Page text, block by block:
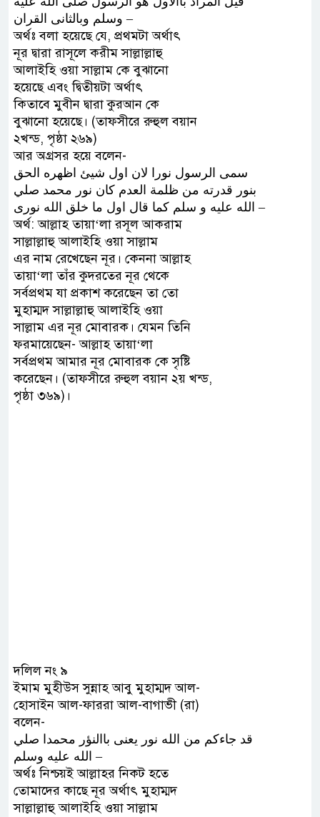
ﻭﺳﻠﻢ ﻭﺑﺎﻟﺜﺎﻧﻰ ﺍﻟﻘﺮﺍﻥ –
অর্থঃ বলা হয়েছে যে, প্রথমটা অর্থাৎ
নূর দ্বারা রাসূলে করীম সাল্লাল্লাহু
আলাইহি ওয়া সাল্লাম কে বুঝানো
হয়েছে এবং দ্বিতীয়টা অর্থাৎ
কিতাবে মুবীন দ্বারা কুরআন কে
বুঝানো হয়েছে। (তাফসীরে রুহুল বয়ান
২খন্ড, পৃষ্ঠা ২৬৯)
আর অগ্রসর হয়ে বলেন-
ﺳﻤﻰ ﺍﻟﺮﺳﻮﻝ ﻧﻮﺭﺍ ﻻﻥ ﺍﻭﻝ ﺷﻴﺊ ﺍﻇﻬﺮﻩ ﺍﻟﺤﻖ
ﺑﻨﻮﺭ ﻗﺪﺭﺗﻪ ﻣﻦ ﻇﻠﻤﺔ ﺍﻟﻌﺪﻡ ﻛﺎﻥ ﻧﻮﺭ ﻣﺤﻤﺪ ﺻﻠﻲ
ﺍﻟﻠﻪ ﻋﻠﻴﻪ ﻭ ﺳﻠﻢ ﻛﻤﺎ ﻗﺎﻝ ﺍﻭﻝ ﻣﺎ ﺧﻠﻖ ﺍﻟﻠﻪ ﻧﻮﺭﻯ –
অর্থ: আল্লাহ তায়া‘লা রসূল আকরাম
সাল্লাল্লাহু আলাইহি ওয়া সাল্লাম
এর নাম রেখেছেন নূর। কেননা আল্লাহ
তায়া‘লা তাঁর কুদরতের নূর থেকে
সর্বপ্রথম যা প্রকাশ করেছেন তা তো
মুহাম্মদ সাল্লাল্লাহু আলাইহি ওয়া
সাল্লাম এর নূর মোবারক। যেমন তিনি
ফরমায়েছেন- আল্লাহ তায়া‘লা
সর্বপ্রথম আমার নূর মোবারক কে সৃষ্টি
করেছেন। (তাফসীরে রুহুল বয়ান ২য় খন্ড,
পৃষ্ঠা ৩৬৯)।
দলিল নং ৯
ইমাম মুহীউস সুন্নাহ আবু মুহাম্মদ আল-
হোসাইন আল-ফাররা আল-বাগাভী (রা)
বলেন-
ﻗﺪ ﺟﺎﺀﻛﻢ ﻣﻦ ﺍﻟﻠﻪ ﻧﻮﺭ ﻳﻌﻨﻰ ﺑﺎﺍﻟﻨﺆﺭ ﻣﺤﻤﺪﺍ ﺻﻠﻲ
ﺍﻟﻠﻪ ﻋﻠﻴﻪ ﻭﺳﻠﻢ –
অর্থঃ নিশ্চয়ই আল্লাহর নিকট হতে
তোমাদের কাছে নূর অর্থাৎ মুহাম্মদ
সাল্লাল্লাহু আলাইহি ওয়া সাল্লাম